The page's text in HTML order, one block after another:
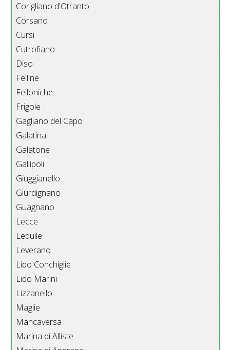
Corigliano d'Otranto
Corsano
Cursi
Cutrofiano
Diso
Felline
Felloniche
Frigole
Gagliano del Capo
Galatina
Galatone
Gallipoli
Giuggianello
Giurdignano
Guagnano
Lecce
Lequile
Leverano
Lido Conchiglie
Lido Marini
Lizzanello
Maglie
Mancaversa
Marina di Alliste